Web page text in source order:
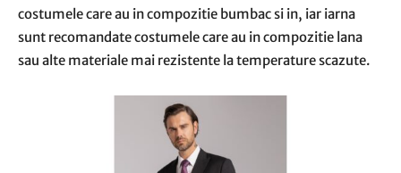
costumele care au in compozitie bumbac si in, iar iarna
sunt recomandate costumele care au in compozitie lana
sau alte materiale mai rezistente la temperature scazute.